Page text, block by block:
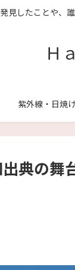
見したことや、
Ｈ
紫外線・日焼
典の舞